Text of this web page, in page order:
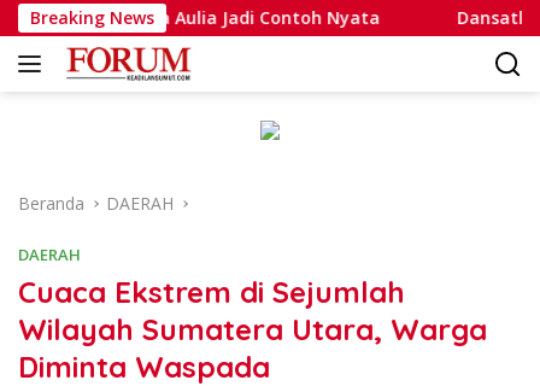
Langsung
ke
konten
Breaking News
Putra Aulia Jadi Contoh Nyata Dansatlat
Beranda DAERAH
DAERAH
Cuaca Ekstrem di Sejumlah
Wilayah Sumatera Utara, Warga
Diminta Waspada